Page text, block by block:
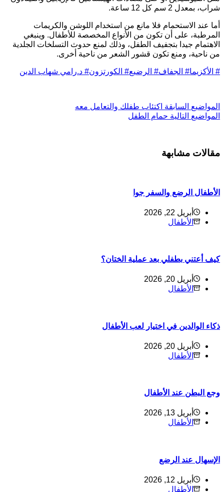
بمعدل 2 سم كل 12 ساعة.
عند الاستحمام فلا مانع من استخدام اللوشن والكريمات
على أن تكون من الأنواع المخصصة للأطفال. وينبغي
جيدا بتجفيف الطفل، وذلك لمنع حدوث التسلخات الجلدية
ناحية، ومنع تكون قشور الشعر من ناحية أخرى.
الأكزيما#الجفاف #الرضيع#الكورتزون#د.رامي شهاب الدين
مواضيعالسابقةاكتئاب طفلك والتعامل معه
مواضيعالتاليةحمام الطفل
مشابهة
الرضع والسفر جوا
أبريل 22, 2026
الأطفال
أعتني بطفلي بعد عملية الختان؟
أبريل 20, 2026
الأطفال
الوالدين في اختيار لعب الأطفال
أبريل 20, 2026
الأطفال
البطن عند الأطفال
أبريل 13, 2026
الأطفال
عند الرضع
أبريل 12, 2026
الأطفال